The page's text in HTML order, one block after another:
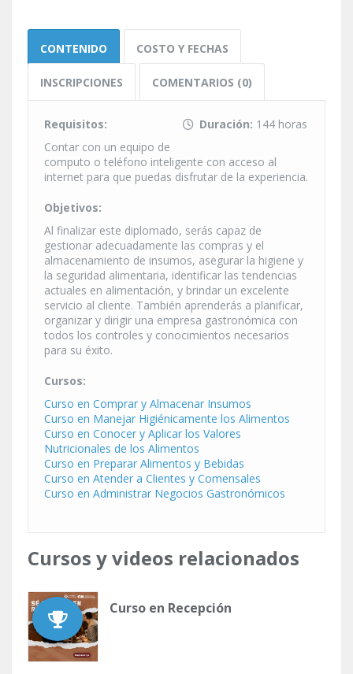
CONTENIDO COSTO Y FECHAS
INSCRIPCIONES COMENTARIOS (0)
Duración: 144 horas
Requisitos:
Contar con un equipo de
computo o teléfono inteligente con acceso al
internet para que puedas disfrutar de la experiencia.
Objetivos:
Al finalizar este diplomado, serás capaz de
gestionar adecuadamente las compras y el
almacenamiento de insumos, asegurar la higiene y
la seguridad alimentaria, identificar las tendencias
actuales en alimentación, y brindar un excelente
servicio al cliente. También aprenderás a planificar,
organizar y dirigir una empresa gastronómica con
todos los controles y conocimientos necesarios
para su éxito.
Cursos:
Curso en Comprar y Almacenar Insumos
Curso en Manejar Higiénicamente los Alimentos
Curso en Conocer y Aplicar los Valores
Nutricionales de los Alimentos
Curso en Preparar Alimentos y Bebidas
Curso en Atender a Clientes y Comensales
Curso en Administrar Negocios Gastronómicos
Cursos y videos relacionados
Curso en Recepción